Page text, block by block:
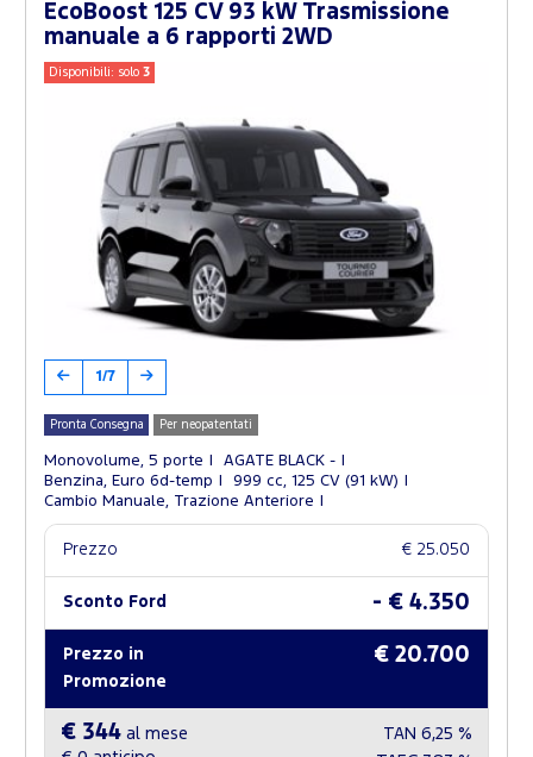
EcoBoost 125 CV 93 kW Trasmissione
manuale a 6 rapporti 2WD
Disponibili: solo3
1/7
Pronta Consegna Per neopatentati
Monovolume, 5 porte
AGATE BLACK -
Benzina, Euro 6d-temp
999 cc, 125 CV (91 kW)
Cambio Manuale, Trazione Anteriore
Prezzo € 25.050
Sconto Ford - € 4.350
Prezzo in
Promozione
€ 20.700
€ 344 al mese
TAN 6,25 %